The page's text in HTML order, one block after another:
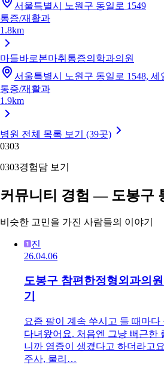
서울특별시 노원구 동일로 1549
통증/재활과
1.8km
마들바로본마취통증의학과의원
서울특별시 노원구 동일로 1548,
통증/재활과
1.9km
병원 전체 목록 보기 (39곳)
0303
0303경험담 보기
커뮤니티 경험 — 도봉구
비슷한 고민을 가진 사람들의 이야기
진
26.04.06
도봉구 참편한정형외과의
기
요즘 팔이 계속 쑤시고 들 때마
다녀왔어요. 처음엔 그냥 뻐근한
니까 염증이 생겼다고 하더라고
주사, 물리…